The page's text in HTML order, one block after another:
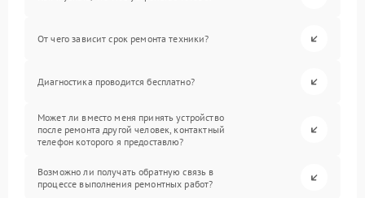
От чего зависит срок ремонта техники?
Диагностика проводится бесплатно?
Может ли вместо меня принять устройство
после ремонта другой человек, контактный
телефон которого я предоставлю?
Возможно ли получать обратную связь в
процессе выполнения ремонтных работ?